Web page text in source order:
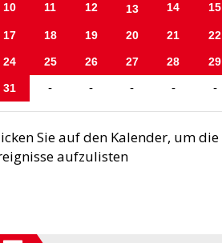
10 11 12 13 14 15
17 18 19 20 21 22
24 25 26 27 28 29
31 - - - - -
Sie auf den Kalender, um die
aufzulisten